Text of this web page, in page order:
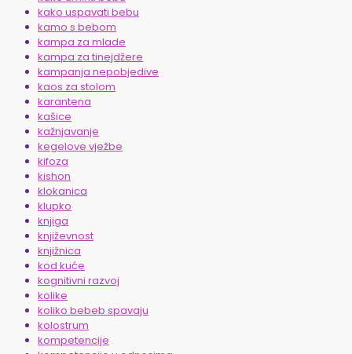
kako uspavati bebu
kamo s bebom
kampa za mlade
kampa za tinejdžere
kampanja nepobjedive
kaos za stolom
karantena
kašice
kažnjavanje
kegelove vježbe
kifoza
kishon
klokanica
klupko
knjiga
književnost
knjižnica
kod kuće
kognitivni razvoj
kolike
koliko bebeb spavaju
kolostrum
kompetencije